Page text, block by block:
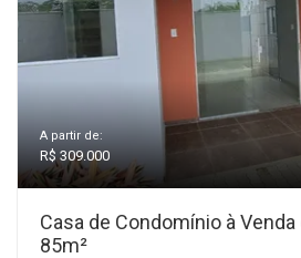
A partir de:
R$ 309.000
Casa de Condomínio à
85m²